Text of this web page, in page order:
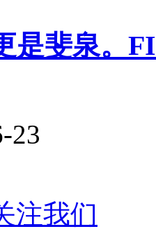
是斐泉。
23
注我们